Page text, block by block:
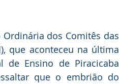
Ordinária dos Comitês das
que aconteceu na última
de Ensino de Piracicaba
que o embrião do